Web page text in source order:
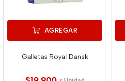
AGREGAR
Galletas Royal Dansk